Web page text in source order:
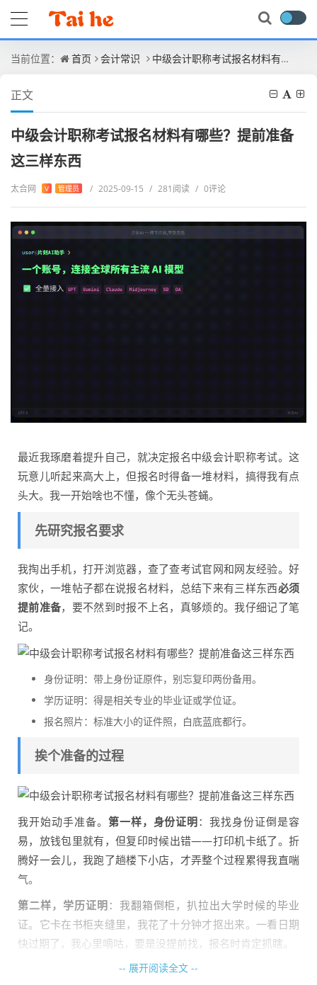
当前位置： 首页 会计常识 中级会计职称考试报名材料有哪些？提前准备这三样东西
正文
中级会计职称考试报名材料有哪些？提前准备
这三样东西
太合网 V 管理员 / 2025-09-15 / 281阅读 / 0评论
最近我琢磨着提升自己，就决定报名中级会计职称考试。这
玩意儿听起来高大上，但报名时得备一堆材料，搞得我有点
头大。我一开始啥也不懂，像个无头苍蝇。
先研究报名要求
我掏出手机，打开浏览器，查了查考试官网和网友经验。好
家伙，一堆帖子都在说报名材料，总结下来有三样东西必须
提前准备，要不然到时报不上名，真够烦的。我仔细记了笔
记。
身份证明：带上身份证原件，别忘复印两份备用。
学历证明：得是相关专业的毕业证或学位证。
报名照片：标准大小的证件照，白底蓝底都行。
挨个准备的过程
我开始动手准备。 第一样，身份证明：我找身份证倒是容
易，放钱包里就有，但复印时候出错——打印机卡纸了。折
腾好一会儿，我跑了趟楼下小店，才弄整个过程累得我直喘
气。
第二样，学历证明 ：我翻箱倒柜，扒拉出大学时候的毕业
证。它卡在书柜夹缝里，我花了十分钟才抠出来。一看日期
快过期了，我心里嘀咕，要是没提前找，报名时肯定抓瞎。
：我抽了个周末去照相馆，拍了套标准
-- 展开阅读全文 --